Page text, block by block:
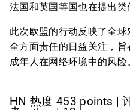
法国和英国等国也在提出类
此次欧盟的行动反映了全
全方面责任的日益关注，
成年人在网络环境中的风险
HN 热度 453 points |